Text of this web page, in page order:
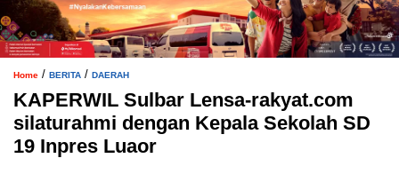
Home / BERITA / DAERAH
KAPERWIL Sulbar Lensa-rakyat.com
silaturahmi dengan Kepala Sekolah SD
19 Inpres Luaor